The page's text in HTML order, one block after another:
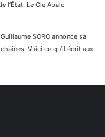
l’État. Le Gle Abalo
Guillaume SORO annonce sa
Voici ce qu’il écrit aux